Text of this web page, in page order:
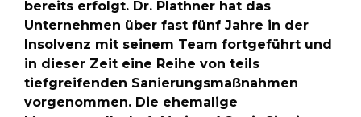
bereits erfolgt. Dr. Plathner hat das
Unternehmen über fast fünf Jahre in der
Insolvenz mit seinem Team fortgeführt und
in dieser Zeit eine Reihe von teils
tiefgreifenden Sanierungsmaßnahmen
vorgenommen. Die ehemalige